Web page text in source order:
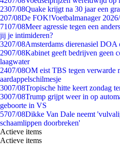
2307/08Quake krijgt na 30 jaar een
207/08De FOK!Voetbalmanager
7107/08Meer agressie tegen een
jij je intimideren?
3207/08Amsterdams dierenasiel
2907/08Kabinet geeft bedrijven geen
laagwater
2407/08OM eist TBS tegen verwarde
aardappelschilmesje
3007/08Tropische hitte keert zondag
3007/08Trump grijpt weer in op
geboorte in VS
5707/08Dikke Van Dale neemt
schaamlippen doorbreken'
Actieve items
Actieve items